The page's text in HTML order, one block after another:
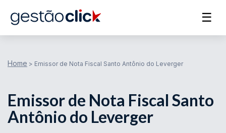
☰
Home > Emissor de Nota Fiscal Santo Antônio do Leverger
Emissor de Nota Fiscal Santo
Antônio do Leverger